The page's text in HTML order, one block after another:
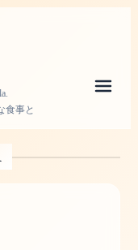
食事と